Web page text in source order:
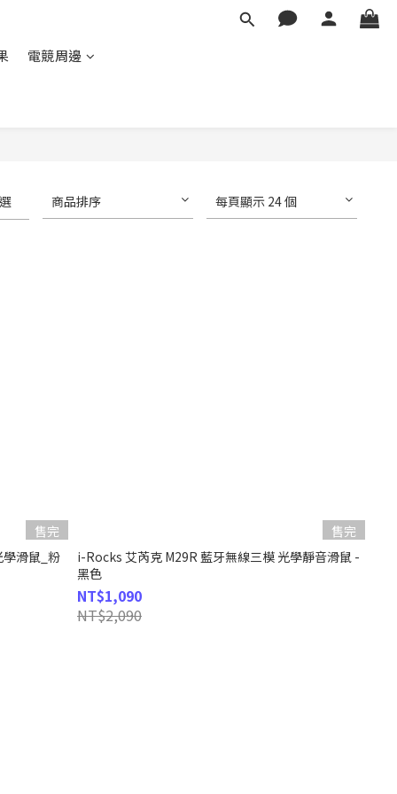
電競周邊
商品排序 每頁顯示 24 個
售完
滑鼠_粉
售完
i-Rocks 艾芮克 M29R 藍牙無線三模 光學靜音滑鼠 -
黑色
NT$1,090
NT$2,090